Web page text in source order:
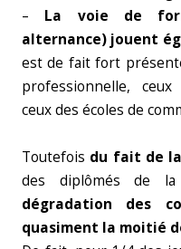
– La voie de
alternance) jouent
est de fait fort
professionnelle,
ceux des écoles de
Toutefois du fait de
des diplômés de
dégradation des
quasiment la moitié